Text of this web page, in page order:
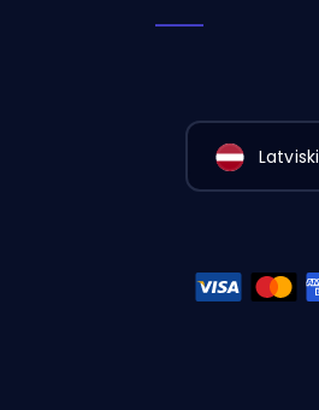
Latviski